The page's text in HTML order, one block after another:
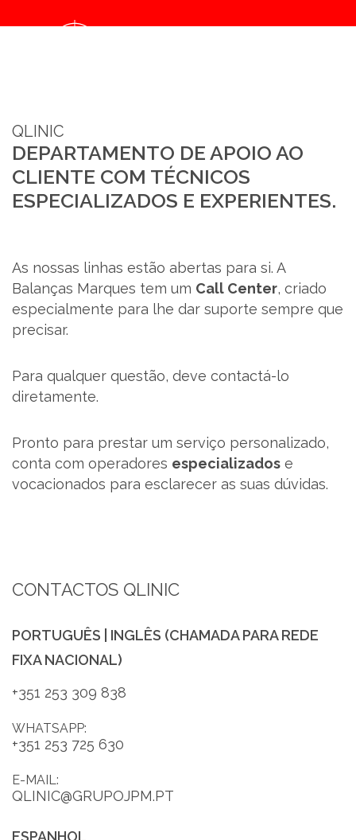
/home/balancasmarques/public_html/headcap/api.php
PRODUTOS
SOBRE NÓS
LOJA ONLINE
SUPORTE
PARCEIROS
RECRUTAMENTO
BLOG
QLINIC
DEPARTAMENTO DE APOIO AO
CLIENTE COM TÉCNICOS
ESPECIALIZADOS E EXPERIENTES.
As nossas linhas estão abertas para si. A
Balanças Marques tem um Call Center, criado
especialmente para lhe dar suporte sempre que
precisar.
Para qualquer questão, deve contactá-lo
diretamente.
Pronto para prestar um serviço personalizado,
conta com operadores especializados e
vocacionados para esclarecer as suas dúvidas.
CONTACTOS QLINIC
PORTUGUÊS | INGLÊS (CHAMADA PARA REDE
FIXA NACIONAL)
+351 253 309 838
WHATSAPP:
+351 253 725 630
E-MAIL:
QLINIC@GRUPOJPM.PT
ESPANHOL